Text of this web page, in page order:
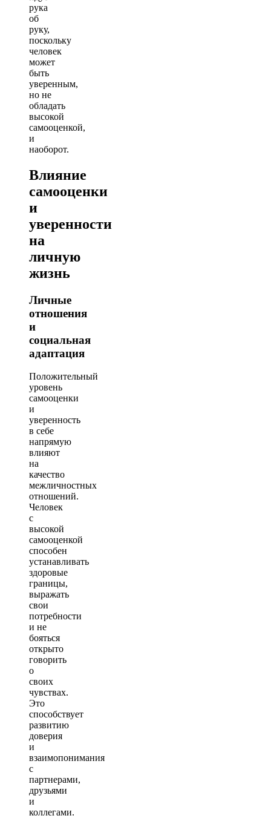
рука
об
руку,
поскольку
человек
может
быть
уверенным,
но не
обладать
высокой
самооценкой,
и
наоборот.
Влияние
самооценки
и
уверенности
на
личную
жизнь
Личные
отношения
и
социальная
адаптация
Положительный
уровень
самооценки
и
уверенность
в себе
напрямую
влияют
на
качество
межличностных
отношений.
Человек
с
высокой
самооценкой
способен
устанавливать
здоровые
границы,
выражать
свои
потребности
и не
бояться
открыто
говорить
о
своих
чувствах.
Это
способствует
развитию
доверия
и
взаимопонимания
с
партнерами,
друзьями
и
коллегами.